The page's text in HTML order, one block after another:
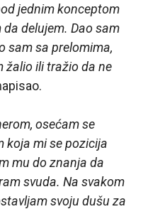
jednim konceptom
delujem. Dao sam
sam sa prelomima,
žalio ili tražio da ne
osećam se
koja mi se pozicija
mu do znanja da
svuda. Na svakom
svoju dušu za